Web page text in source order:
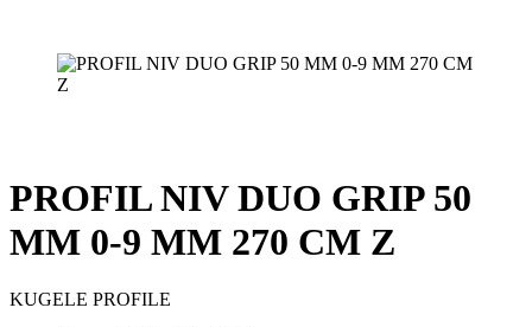
PROFIL NIV DUO GRIP 50
MM 0-9 MM 270 CM Z
KUGELE PROFILE